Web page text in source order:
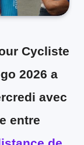
Cycliste
2026 a
avec
entre